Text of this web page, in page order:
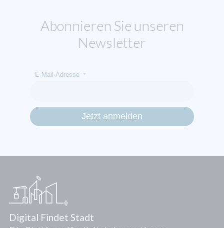
Abonnieren Sie unseren
Newsletter
E-Mail-Adresse *
Digital Findet Stadt